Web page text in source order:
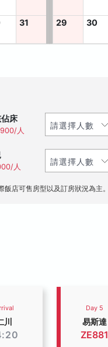
31 29 30
床
人
人
店可售房型以及訂房狀況為主。
川
Day 5
易斯達
ZE881